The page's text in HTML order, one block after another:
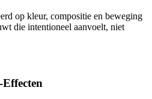
op kleur, compositie en beweging
die intentioneel aanvoelt, niet